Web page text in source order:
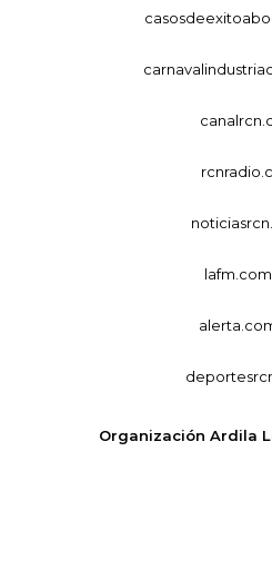
Organización Ardila